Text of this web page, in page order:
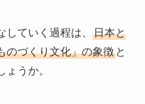
ていく過程は、 日本と
のづくり文化」の象徴と
うか。